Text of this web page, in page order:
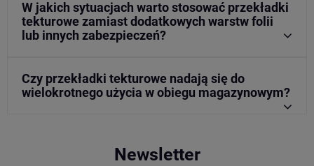
W jakich sytuacjach warto stosować przekładki
tekturowe zamiast dodatkowych warstw folii
lub innych zabezpieczeń?
Czy przekładki tekturowe nadają się do
wielokrotnego użycia w obiegu magazynowym?
Newsletter